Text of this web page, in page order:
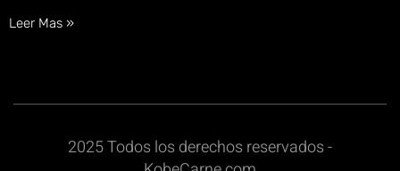
Leer Mas »
2025 Todos los derechos reservados -